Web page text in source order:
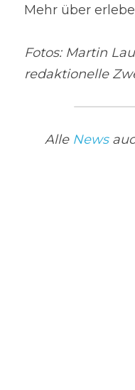
Mehr über
Fotos: Martin
redaktionelle
Alle News